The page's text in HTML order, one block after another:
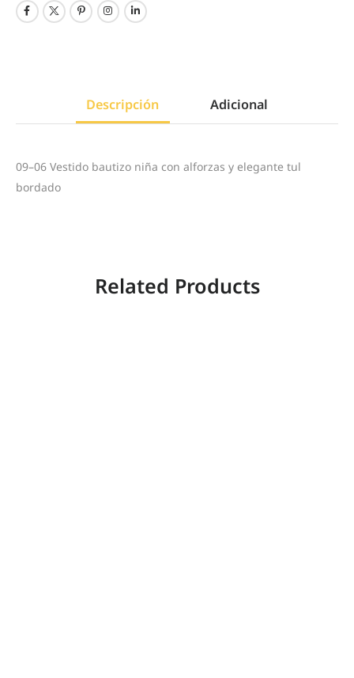
Descripción Adicional
09–06 Vestido bautizo niña con alforzas y elegante tul
bordado
Related Products